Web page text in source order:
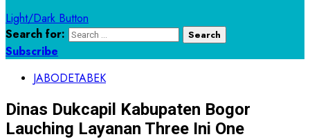
Light/Dark Button
Search for:
Subscribe
JABODETABEK
Dinas Dukcapil Kabupaten Bogor
Lauching Layanan Three Ini One